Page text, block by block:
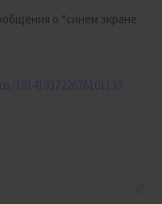
о “синем экране
1814193722676101139